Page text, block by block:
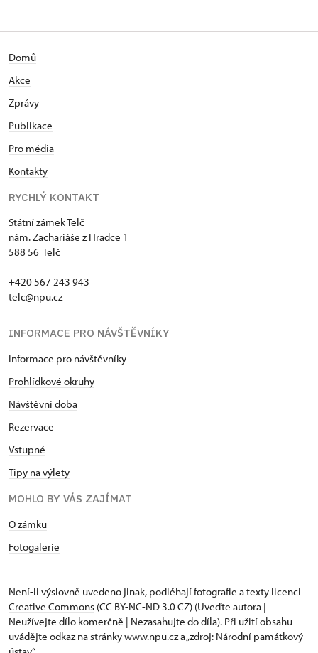
Domů
Akce
Zprávy
Publikace
Pro média
Kontakty
RYCHLÝ KONTAKT
Státní zámek Telč
nám. Zachariáše z Hradce 1
588 56 Telč
+420 567 243 943
telc@npu.cz
INFORMACE PRO NÁVŠTĚVNÍKY
Informace pro návštěvníky
Prohlídkové okruhy
Návštěvní doba
Rezervace
Vstupné
Tipy na výlety
MOHLO BY VÁS ZAJÍMAT
O zámku
Fotogalerie
Není-li výslovně uvedeno jinak, podléhají fotografie a texty licenci
Creative Commons (CC BY-NC-ND 3.0 CZ) (Uveďte autora |
Neužívejte dílo komerčně | Nezasahujte do díla). Při užití obsahu
uvádějte odkaz na stránky www.npu.cz a „zdroj: Národní památkový